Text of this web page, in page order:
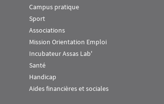
Campus pratique
Sport
Associations
Mission Orientation Emploi
Incubateur Assas Lab'
Santé
Handicap
Aides financières et sociales